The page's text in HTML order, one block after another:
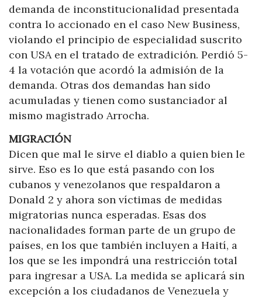
demanda de inconstitucionalidad presentada
contra lo accionado en el caso New Business,
violando el principio de especialidad suscrito
con USA en el tratado de extradición. Perdió 5-
4 la votación que acordó la admisión de la
demanda. Otras dos demandas han sido
acumuladas y tienen como sustanciador al
mismo magistrado Arrocha.
MIGRACIÓN
Dicen que mal le sirve el diablo a quien bien le
sirve. Eso es lo que está pasando con los
cubanos y venezolanos que respaldaron a
Donald 2 y ahora son víctimas de medidas
migratorias nunca esperadas. Esas dos
nacionalidades forman parte de un grupo de
países, en los que también incluyen a Haití, a
los que se les impondrá una restricción total
para ingresar a USA. La medida se aplicará sin
excepción a los ciudadanos de Venezuela y